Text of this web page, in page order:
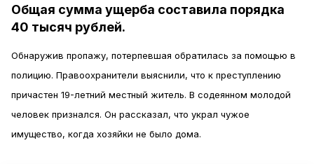
Общая сумма ущерба составила порядка
40 тысяч рублей.
Обнаружив пропажу, потерпевшая обратилась за помощью в
полицию. Правоохранители выяснили, что к преступлению
причастен 19-летний местный житель. В содеянном молодой
человек признался. Он рассказал, что украл чужое
имущество, когда хозяйки не было дома.